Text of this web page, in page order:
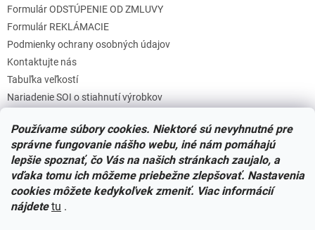
Používame súbory cookies. Niektoré sú nevyhnutné pre
správne fungovanie nášho webu, iné nám pomáhajú
lepšie spoznať, čo Vás na našich stránkach zaujalo, a
vďaka tomu ich môžeme priebežne zlepšovať. Nastavenia
cookies môžete kedykoľvek zmeniť. Viac informácií
nájdete tu .
Formulár ODSTÚPENIE OD ZMLUVY
Formulár REKLÁMACIE
Podmienky ochrany osobných údajov
Kontaktujte nás
Tabuľka veľkostí
Nariadenie SOI o stiahnutí výrobkov
Zásady súborov COOKIES
Facebook